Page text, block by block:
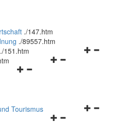
./147.htm
./89557.htm
Navigationsmenü
./151.htm
Navigationsmenü
Navigationsmenü
Tourismus